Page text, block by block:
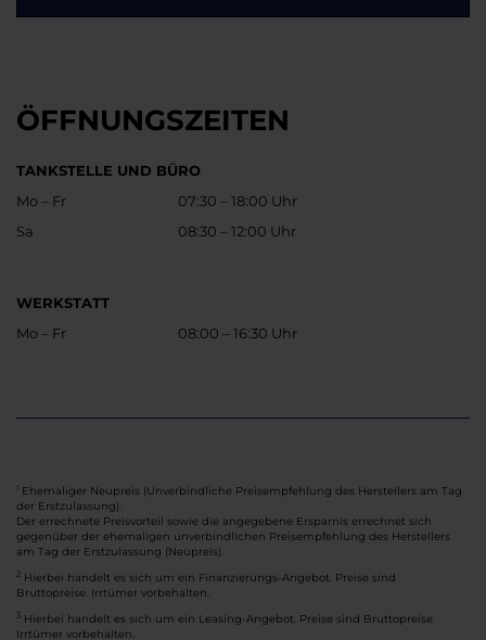
ÖFFNUNGSZEITEN
TANKSTELLE UND BÜRO
Mo – Fr
Sa
07:30 – 18:00 Uhr
08:30 – 12:00 Uhr
WERKSTATT
Mo – Fr
08:00 – 16:30 Uhr
Ehemaliger Neupreis (Unverbindliche Preisempfehlung des Herstellers am Tag
der Erstzulassung).
Der errechnete Preisvorteil sowie die angegebene Ersparnis errechnet sich
gegenüber der ehemaligen unverbindlichen Preisempfehlung des Herstellers
am Tag der Erstzulassung (Neupreis).
2 Hierbei handelt es sich um ein Finanzierungs-Angebot. Preise sind
Bruttopreise. Irrtümer vorbehalten.
3 Hierbei handelt es sich um ein Leasing-Angebot. Preise sind Bruttopreise.
Irrtümer vorbehalten.